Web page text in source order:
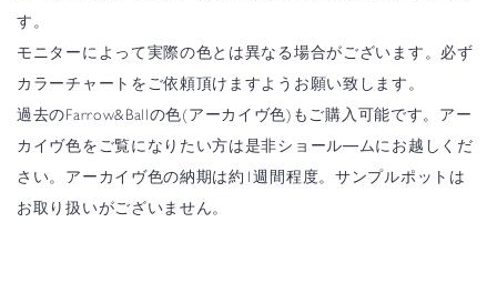
す。
モニターによって実際の色とは異なる場合がございます。必ず
カラーチャートをご依頼頂けますようお願い致します。
過去のFarrow&Ballの色(アーカイヴ色)もご購入可能です。アー
カイヴ色をご覧になりたい方は是非ショール―ムにお越しくだ
さい。アーカイヴ色の納期は約1週間程度。サンプルポットは
お取り扱いがございません。